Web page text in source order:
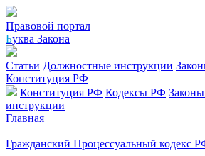
Правовой портал
Буква Закона
Статьи Должностные инструкции
Конституция РФ
Конституция РФ Кодексы РФ
инструкции
Главная
Гражданский Процессуальный кодекс